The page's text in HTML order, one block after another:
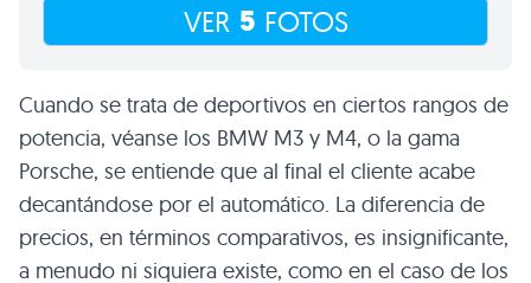
VER 5 FOTOS
Cuando se trata de deportivos en ciertos rangos de
potencia, véanse los BMW M3 y M4, o la gama
Porsche, se entiende que al final el cliente acabe
decantándose por el automático. La diferencia de
precios, en términos comparativos, es insignificante,
a menudo ni siquiera existe, como en el caso de los